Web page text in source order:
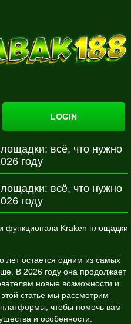
LOGIN
всё, что нужно
году
всё, что нужно
году
функционала Kraken площадки
лет остается одним из самых
В 2026 году она продолжает
новые возможности и
статье мы рассмотрим
платформы, чтобы помочь вам
и особенности.